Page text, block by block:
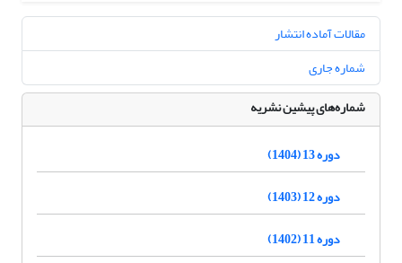
مقالات آماده انتشار
شماره جاری
شماره‌های پیشین نشریه
دوره 13 (1404)
دوره 12 (1403)
دوره 11 (1402)